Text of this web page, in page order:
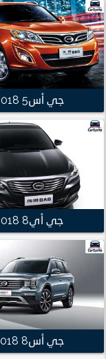
جي أس5 2018
جي أي8 2018
جي أس8 2018